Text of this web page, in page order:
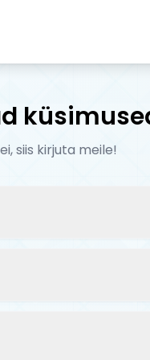
siis kirjuta meile!
võtab 5–10
sõidu jaoks.